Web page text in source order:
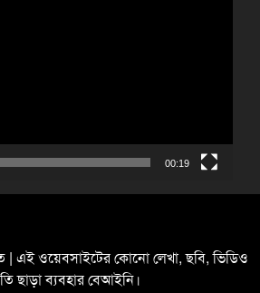
00:19
| এই ওয়েবসাইটের কোনো লেখা, ছবি, ভিডিও
ছাড়া ব্যবহার বেআইনি।